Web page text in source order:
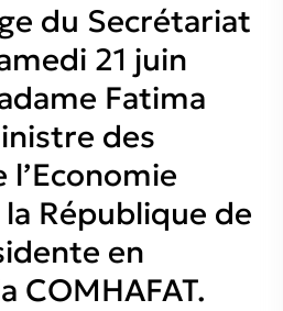
du Secrétariat
21 juin
Fatima
des
l’Economie
République de
en
COMHAFAT.